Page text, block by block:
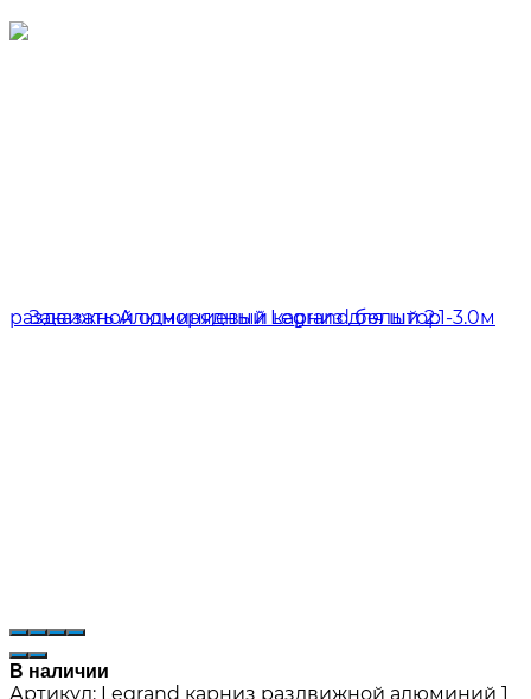
В наличии
Артикул: Legrand карниз раздвижной алюминий 1